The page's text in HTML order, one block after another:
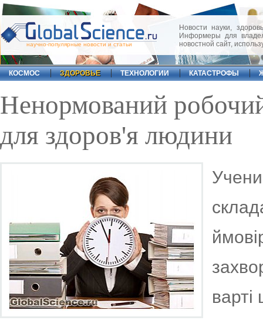
научно-популярные новости и статьи
Новости науки,
Информеры для
новостной сайт,
КОСМОС ЗДОРОВЬЕ ТЕХНОЛОГИИ КАТАСТРОФЫ
Ненормований
для здоров'я людини